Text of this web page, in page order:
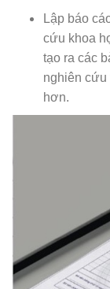
Lập báo
cứu khoa
tạo ra các
nghiên cứu
hơn.